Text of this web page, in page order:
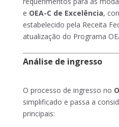
e OEA-C de Excelência,
estabelecido pela Receita
atualização do Programa
Análise de ingresso
O processo de ingresso no
simplificado e passa a
principais: